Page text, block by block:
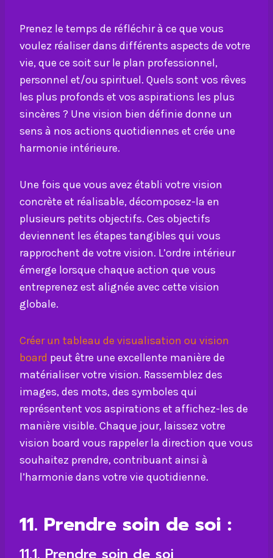
Prenez le temps de réfléchir à ce que vous
voulez réaliser dans différents aspects de votre
vie, que ce soit sur le plan professionnel,
personnel et/ou spirituel. Quels sont vos rêves
les plus profonds et vos aspirations les plus
sincères ? Une vision bien définie donne un
sens à nos actions quotidiennes et crée une
harmonie intérieure.
Une fois que vous avez établi votre vision
concrète et réalisable, décomposez-la en
plusieurs petits objectifs. Ces objectifs
deviennent les étapes tangibles qui vous
rapprochent de votre vision. L’ordre intérieur
émerge lorsque chaque action que vous
entreprenez est alignée avec cette vision
globale.
Créer un tableau de visualisation ou vision
board peut être une excellente manière de
matérialiser votre vision. Rassemblez des
images, des mots, des symboles qui
représentent vos aspirations et affichez-les de
manière visible. Chaque jour, laissez votre
vision board vous rappeler la direction que vous
souhaitez prendre, contribuant ainsi à
l’harmonie dans votre vie quotidienne.
11. Prendre soin de soi :